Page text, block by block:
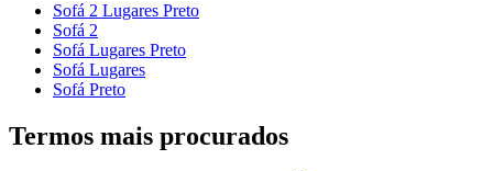
Sofá 2 Lugares Preto
Sofá 2
Sofá Lugares Preto
Sofá Lugares
Sofá Preto
Termos mais procurados